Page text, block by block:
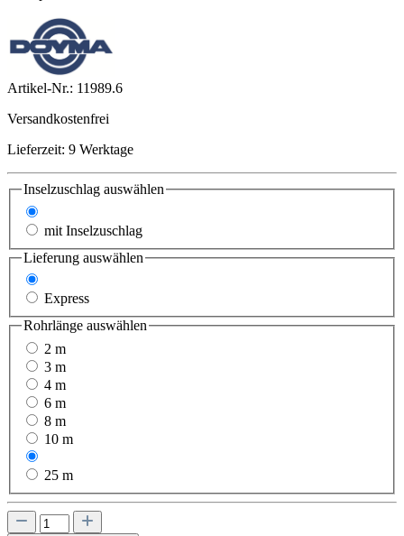
Artikel-Nr.: 11989.6
Versandkostenfrei
Lieferzeit: 9 Werktage
Inselzuschlag auswählen
mit Inselzuschlag
Lieferung auswählen
Express
Rohrlänge auswählen
2 m
3 m
4 m
6 m
8 m
10 m
25 m